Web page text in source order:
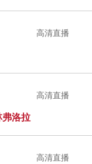
高清直播
弗洛拉
高清直播
高清直播